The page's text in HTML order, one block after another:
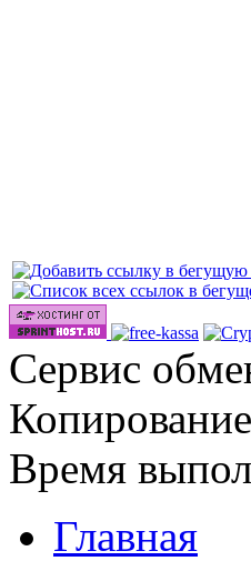
Сервис
Время
Главная